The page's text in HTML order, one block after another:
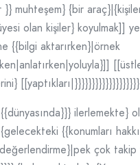
muhteşem} {bir
olan kişiler} koyulmak]]
{{bilgi aktarırken}|örnek
ilerlemekte}
{{konumları
çok takip